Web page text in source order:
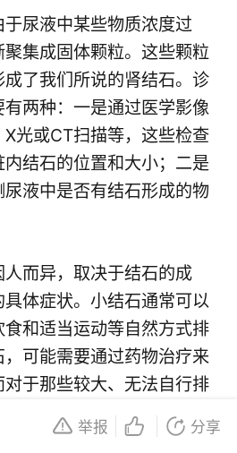
尿液中某些物质浓度过
集成固体颗粒。这些颗粒
了我们所说的肾结石。诊
两种：一是通过医学影像
光或CT扫描等，这些检查
结石的位置和大小；二是
液中是否有结石形成的物
而异，取决于结石的成
体症状。小结石通常可以
和适当运动等自然方式排
可能需要通过药物治疗来
于那些较大、无法自行排
建议采用体外冲击波碎石
方法。
举报 分享